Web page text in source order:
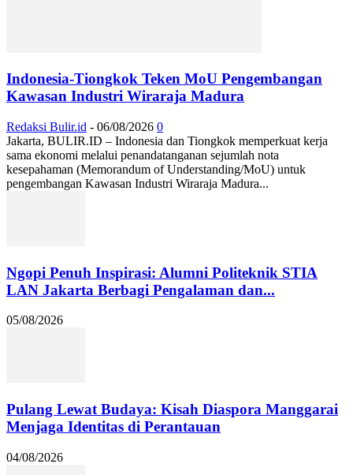
Indonesia-Tiongkok Teken MoU Pengembangan
Kawasan Industri Wiraraja Madura
Redaksi Bulir.id - 06/08/2026 0
Jakarta, BULIR.ID – Indonesia dan Tiongkok memperkuat kerja
sama ekonomi melalui penandatanganan sejumlah nota
kesepahaman (Memorandum of Understanding/MoU) untuk
pengembangan Kawasan Industri Wiraraja Madura...
Ngopi Penuh Inspirasi: Alumni Politeknik STIA
LAN Jakarta Berbagi Pengalaman dan...
05/08/2026
Pulang Lewat Budaya: Kisah Diaspora Manggarai
Menjaga Identitas di Perantauan
04/08/2026